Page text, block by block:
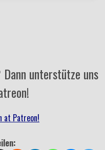
unterstütze uns